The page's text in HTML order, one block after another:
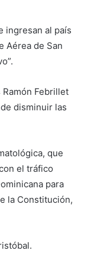
ingresan al país
Aérea de San
Febrillet
disminuir las
que
el tráfico
para
la Constitución,